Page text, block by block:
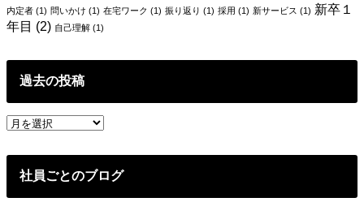
内定者 (1) 問いかけ (1) 在宅ワーク (1) 振り返り (1) 採用 (1) 新サービス (1) 新卒１
年目 (2) 自己理解 (1)
過去の投稿
過
の
社員ごとのブログ